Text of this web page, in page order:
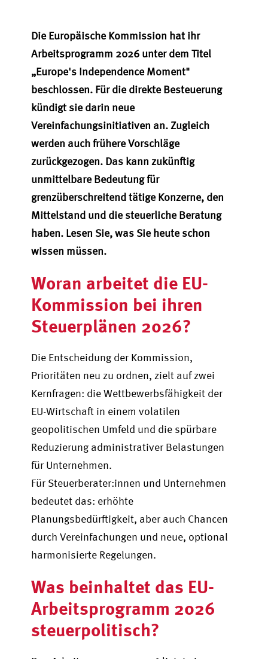
Die Europäische Kommission hat ihr
Arbeitsprogramm 2026 unter dem Titel
„Europe's Independence Moment"
beschlossen. Für die direkte Besteuerung
kündigt sie darin neue
Vereinfachungsinitiativen an. Zugleich
werden auch frühere Vorschläge
zurückgezogen. Das kann zukünftig
unmittelbare Bedeutung für
grenzüberschreitend tätige Konzerne, den
Mittelstand und die steuerliche Beratung
haben. Lesen Sie, was Sie heute schon
wissen müssen.
Woran arbeitet die EU-
Kommission bei ihren
Steuerplänen 2026?
Die Entscheidung der Kommission,
Prioritäten neu zu ordnen, zielt auf zwei
Kernfragen: die Wettbewerbsfähigkeit der
EU-Wirtschaft in einem volatilen
geopolitischen Umfeld und die spürbare
Reduzierung administrativer Belastungen
für Unternehmen.
Für Steuerberater:innen und Unternehmen
bedeutet das: erhöhte
Planungsbedürftigkeit, aber auch Chancen
durch Vereinfachungen und neue, optional
harmonisierte Regelungen.
Was beinhaltet das EU-
Arbeitsprogramm 2026
steuerpolitisch?